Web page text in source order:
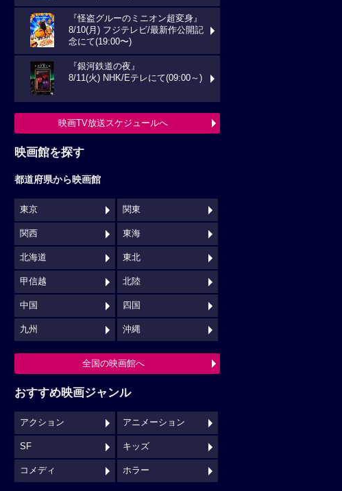
『怪盗グルーのミニオン超変身』
8/10(月) フジテレビ/最新作公開記
念にて(19:00〜)
『銀河鉄道の夜』
8/11(火) NHK/Eテレにて(09:00～)
映画TV放送スケジュールへ
映画館を探す
都道府県から映画館
東京 関東
関西 東海
北海道 東北
甲信越 北陸
中国 四国
九州 沖縄
全国の映画館へ
おすすめ映画ジャンル
アクション アニメーション
SF キッズ
コメディ ホラー